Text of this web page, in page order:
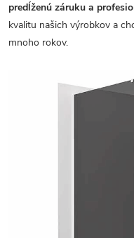
predĺženú záruku a
kvalitu našich výrobkov a
mnoho rokov.